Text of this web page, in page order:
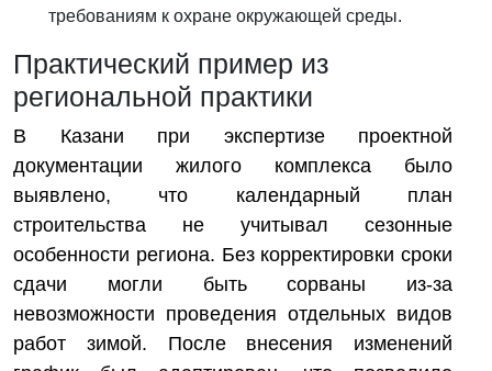
требованиям к охране окружающей среды.
Практический пример из
региональной практики
В Казани при экспертизе проектной
документации жилого комплекса было
выявлено, что календарный план
строительства не учитывал сезонные
особенности региона. Без корректировки сроки
сдачи могли быть сорваны из-за
невозможности проведения отдельных видов
работ зимой. После внесения изменений